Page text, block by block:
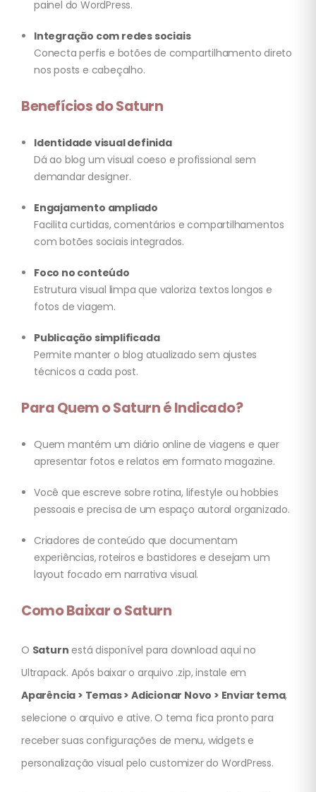
painel do WordPress.
Integração com redes sociais
Conecta perfis e botões de compartilhamento direto
nos posts e cabeçalho.
Benefícios do Saturn
Identidade visual definida
Dá ao blog um visual coeso e profissional sem
demandar designer.
Engajamento ampliado
Facilita curtidas, comentários e compartilhamentos
com botões sociais integrados.
Foco no conteúdo
Estrutura visual limpa que valoriza textos longos e
fotos de viagem.
Publicação simplificada
Permite manter o blog atualizado sem ajustes
técnicos a cada post.
Para Quem o Saturn é Indicado?
Quem mantém um diário online de viagens e quer
apresentar fotos e relatos em formato magazine.
Você que escreve sobre rotina, lifestyle ou hobbies
pessoais e precisa de um espaço autoral organizado.
Criadores de conteúdo que documentam
experiências, roteiros e bastidores e desejam um
layout focado em narrativa visual.
Como Baixar o Saturn
O Saturn está disponível para download aqui no
Ultrapack. Após baixar o arquivo .zip, instale em
Aparência > Temas > Adicionar Novo > Enviar tema,
selecione o arquivo e ative. O tema fica pronto para
receber suas configurações de menu, widgets e
personalização visual pelo customizer do WordPress.